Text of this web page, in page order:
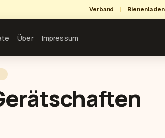
Verband Bienenladen
Über Impressum